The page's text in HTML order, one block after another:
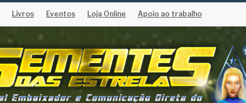
Livros Eventos Loja Online Apoio ao trabalho